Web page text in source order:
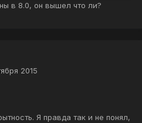
в 8.0, он вышел что ли?
2015
Я правда так и не понял,